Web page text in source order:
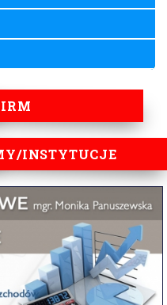
INSTYTUCJE